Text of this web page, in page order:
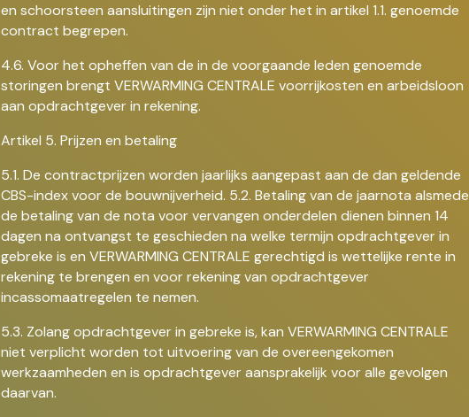
en schoorsteen aansluitingen zijn niet onder het in artikel 1.1. genoemde
contract begrepen.
4.6. Voor het opheffen van de in de voorgaande leden genoemde
storingen brengt VERWARMING CENTRALE voorrijkosten en arbeidsloon
aan opdrachtgever in rekening.
Artikel 5. Prijzen en betaling
5.1. De contractprijzen worden jaarlijks aangepast aan de dan geldende
CBS-index voor de bouwnijverheid. 5.2. Betaling van de jaarnota alsmede
de betaling van de nota voor vervangen onderdelen dienen binnen 14
dagen na ontvangst te geschieden na welke termijn opdrachtgever in
gebreke is en VERWARMING CENTRALE gerechtigd is wettelijke rente in
rekening te brengen en voor rekening van opdrachtgever
incassomaatregelen te nemen.
5.3. Zolang opdrachtgever in gebreke is, kan VERWARMING CENTRALE
niet verplicht worden tot uitvoering van de overeengekomen
werkzaamheden en is opdrachtgever aansprakelijk voor alle gevolgen
daarvan.